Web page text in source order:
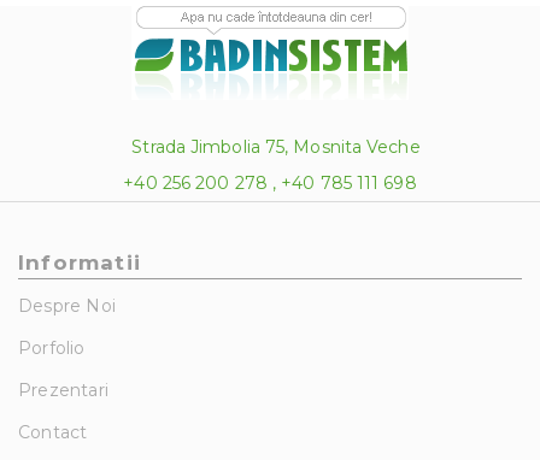
Strada Jimbolia 75, Mosnita Veche
+40 256 200 278 , +40 785 111 698
Informatii
Despre Noi
Porfolio
Prezentari
Contact